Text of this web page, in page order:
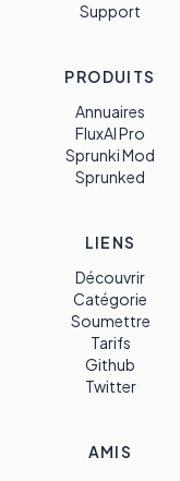
Support
PRODUITS
Annuaires
FluxAI Pro
Sprunki Mod
Sprunked
LIENS
Découvrir
Catégorie
Soumettre
Tarifs
Github
Twitter
AMIS